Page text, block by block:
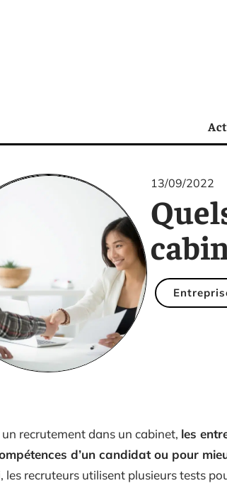
13/09/2022
recrutement dans un cabinet, les
d’un candidat ou pour
les recruteurs utilisent plusieurs tests